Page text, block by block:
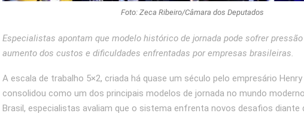
Foto: Zeca Ribeiro/Câmara dos Deputados
Especialistas apontam que modelo histórico de jornada pode sofrer
aumento dos custos e dificuldades enfrentadas por empresas brasileiras.
A escala de trabalho 5×2, criada há quase um século pelo empresário Henry
consolidou como um dos principais modelos de jornada no mundo
Brasil, especialistas avaliam que o sistema enfrenta novos desafios diante